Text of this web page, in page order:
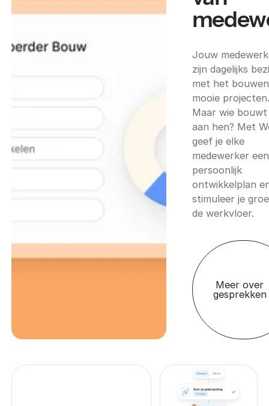
Jouw
zijn dagelijks
met het
mooie projecten.
Maar wie
aan hen? Met
geef je elke
medewerker een
persoonlijk
ontwikkelplan
stimuleer je
de werkvloer.
Meer over
gesprekken